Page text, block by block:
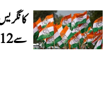
سے 12 اگست تک ایوان میں حاضر رہنے کی ہدایت